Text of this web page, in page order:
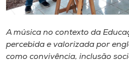
Unoesc
A música no contexto da
percebida e valorizada por
como convivência, inclusão